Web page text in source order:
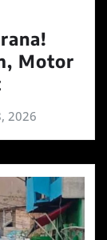
Motor
2026